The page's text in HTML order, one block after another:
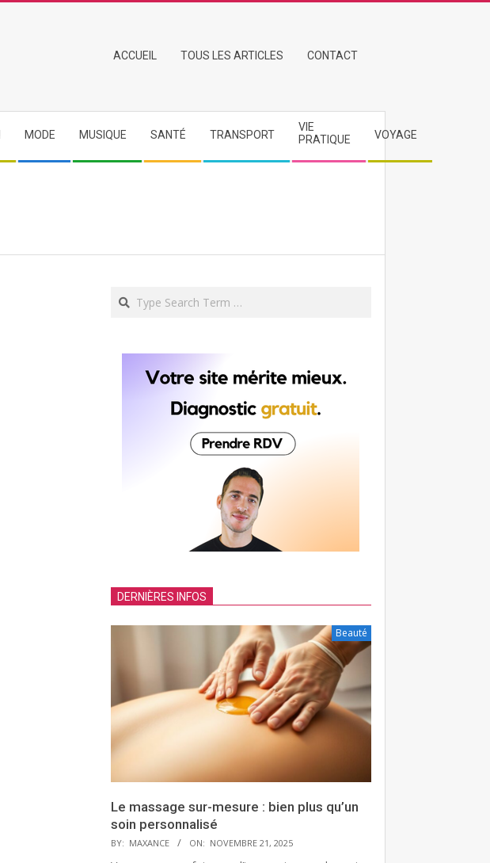
ACCUEIL TOUS LES ARTICLES CONTACT
MODE MUSIQUE SANTÉ TRANSPORT
VIE
PRATIQUE
VOYAGE
Search
DERNIÈRES INFOS
Beauté
Le massage sur-mesure : bien plus qu’un
soin personnalisé
BY: MAXANCE ON: NOVEMBRE 21, 2025